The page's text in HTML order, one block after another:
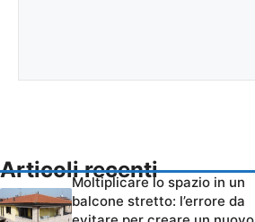
Articoli recenti
Moltiplicare lo spazio in un
balcone stretto: l’errore da